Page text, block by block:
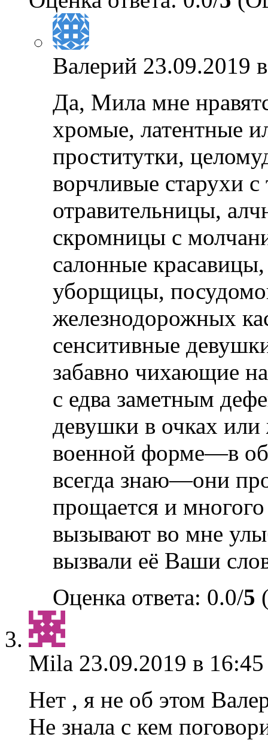
Валерий 23.09.2019
Да, Мила мне
хромые, латентные
проститутки,
ворчливые старухи
отравительницы,
скромницы с
салонные
уборщицы,
железнодорожных
сенситивные
забавно чихающие
с едва заметным
девушки в очках
военной форме—в
всегда знаю—они
прощается и многого
вызывают во мне
вызвали её Ваши
Оценка ответа: 0.0/5
Mila 23.09.2019 в
Нет , я не об этом
Не знала с кем